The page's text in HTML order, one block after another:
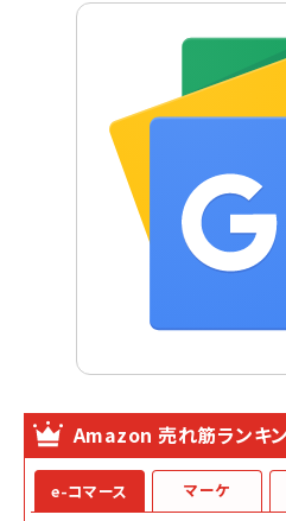
Amazon 売れ筋ランキ
e-コマース マーケ